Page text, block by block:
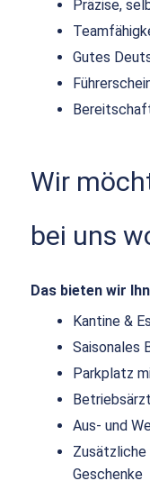
Präzise,
Gutes
Wir
bei uns
Das bieten wir
Kantine &
Saisonales
Parkplatz
Aus- und
Zusätzliche
Geschenke